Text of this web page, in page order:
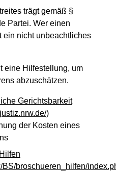
trägt gemäß §
Partei. Wer einen
ein nicht unbeachtliches
eine Hilfestellung, um
abzuschätzen.
Gerichtsbarkeit
)
der Kosten eines
BS/broschueren_hilfen/